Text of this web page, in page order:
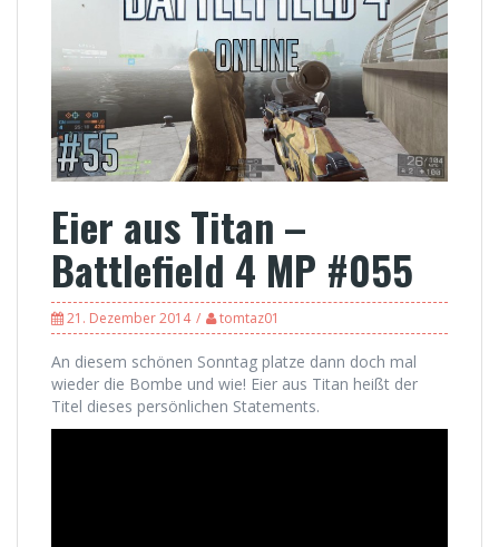
Eier aus Titan –
Battlefield 4 MP #055
21. Dezember 2014 tomtaz01
An diesem schönen Sonntag platze dann doch mal
wieder die Bombe und wie! Eier aus Titan heißt der
Titel dieses persönlichen Statements.